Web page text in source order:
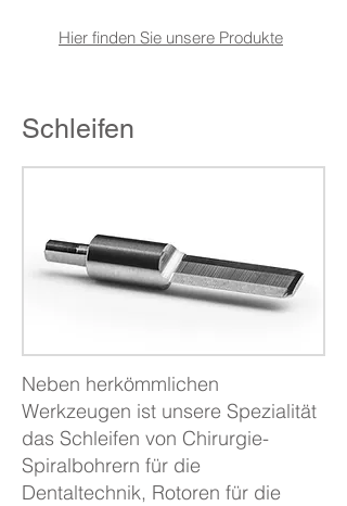
Hier finden Sie unsere Produkte
Schleifen
Neben herkömmlichen
Werkzeugen ist unsere Spezialität
das Schleifen von Chirurgie-
Spiralbohrern für die
Dentaltechnik, Rotoren für die